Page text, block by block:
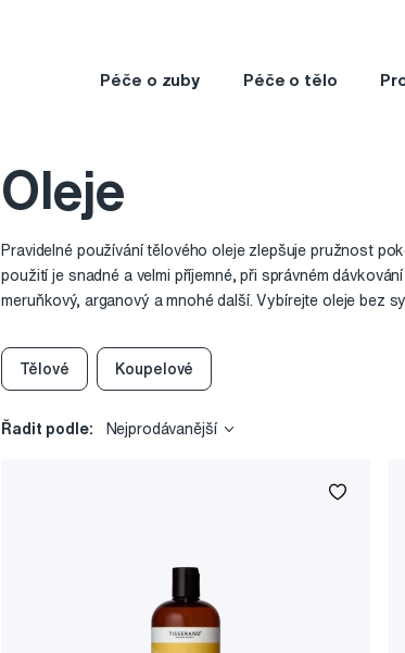
Péče o zuby Péče o tělo
Oleje
Pravidelné používání tělového oleje zlepšuje pružnost
použití je snadné a velmi příjemné, při správném
meruňkový, arganový a mnohé další. Vybírejte oleje bez
Tělové Koupelové
Řadit podle: Nejprodávanější